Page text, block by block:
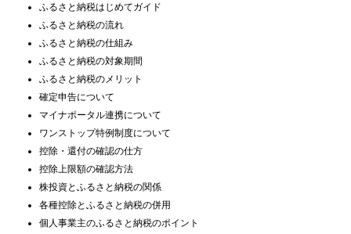
ふるさと納税はじめてガイド
ふるさと納税の流れ
ふるさと納税の仕組み
ふるさと納税の対象期間
ふるさと納税のメリット
確定申告について
マイナポータル連携について
ワンストップ特例制度について
控除・還付の確認の仕方
控除上限額の確認方法
株投資とふるさと納税の関係
各種控除とふるさと納税の併用
個人事業主のふるさと納税のポイント